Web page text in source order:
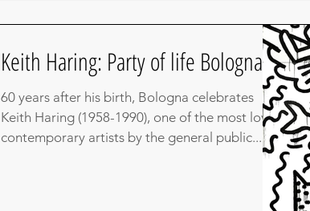
Keith Haring: Party of life Bologna
60 years after his birth, Bologna celebrates
Keith Haring (1958-1990), one of the most loved
contemporary artists by the general public....